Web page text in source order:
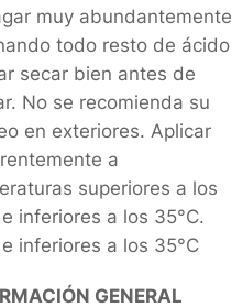
muy abundantemente
todo resto de ácido
secar bien antes de
No se recomienda su
en exteriores. Aplicar
a
superiores a los
e inferiores a los 35°C.
e inferiores a los 35°C
GENERAL